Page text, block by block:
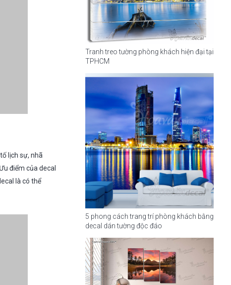
lịch sự, nhã
điểm của decal
là có thể
Tranh treo tường phòng khách hiện đại tại
TPHCM
5 phong cách trang trí phòng khách bằng
decal dán tường độc đáo